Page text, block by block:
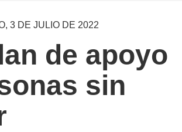
3 DE JULIO DE 2022
de apoyo
sin